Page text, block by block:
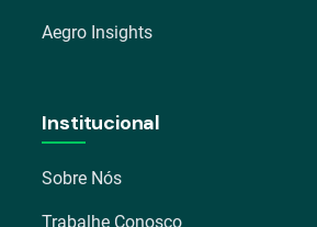
Aegro Insights
Institucional
Sobre Nós
Trabalhe Conosco